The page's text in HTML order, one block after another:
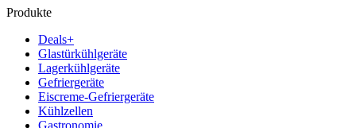
Produkte
Deals+
Glastürkühlgeräte
Lagerkühlgeräte
Gefriergeräte
Eiscreme-Gefriergeräte
Kühlzellen
Gastronomie